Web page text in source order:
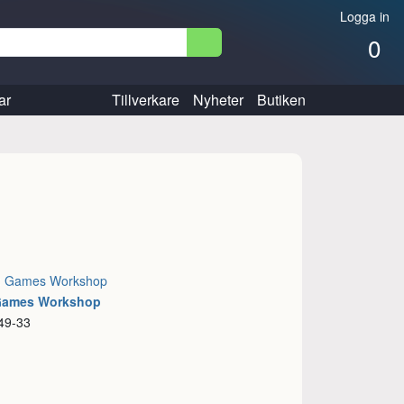
Logga in
0
Tillverkare Nyheter Butiken
Games Workshop
Workshop
33